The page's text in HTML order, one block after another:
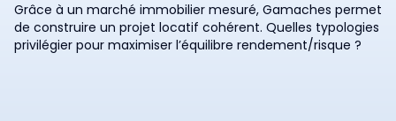
Grâce à un marché immobilier mesuré, Gamaches permet
de construire un projet locatif cohérent. Quelles typologies
privilégier pour maximiser l’équilibre rendement/risque ?